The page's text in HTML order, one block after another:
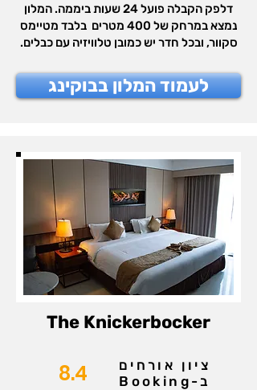
דלפק הקבלה פועל 24 שעות ביממה. המלון
נמצא במרחק של 400 מטרים בלבד מטיימס
סקוור, ובכל חדר יש כמובן טלוויזיה עם כבלים.
לעמוד המלון בבוקינג
‪The Knickerbocker‬
8.4
ציון אורחים
ב-Booking